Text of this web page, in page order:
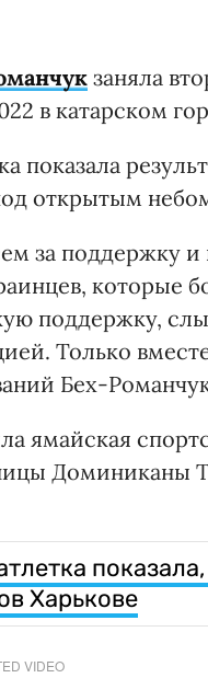
заняла
в катарском
открытым
за поддержку
которые
поддержку,
Только
Бех-
ямайская
Доминиканы
Харькове
VIDEO